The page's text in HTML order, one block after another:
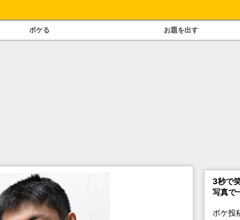
ボケる お題を出す
3秒で
写真で
ボケ投